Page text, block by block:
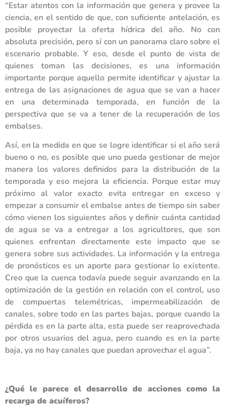
“Estar atentos con la información que genera y provee la
ciencia, en el sentido de que, con suficiente antelación, es
posible proyectar la oferta hídrica del año. No con
absoluta precisión, pero sí con un panorama claro sobre el
escenario probable. Y eso, desde el punto de vista de
quienes toman las decisiones, es una información
importante porque aquello permite identificar y ajustar la
entrega de las asignaciones de agua que se van a hacer
en una determinada temporada, en función de la
perspectiva que se va a tener de la recuperación de los
embalses.
Así, en la medida en que se logre identificar si el año será
bueno o no, es posible que uno pueda gestionar de mejor
manera los valores definidos para la distribución de la
temporada y eso mejora la eficiencia. Porque estar muy
próximo al valor exacto evita entregar en exceso y
empezar a consumir el embalse antes de tiempo sin saber
cómo vienen los siguientes años y definir cuánta cantidad
de agua se va a entregar a los agricultores, que son
quienes enfrentan directamente este impacto que se
genera sobre sus actividades. La información y la entrega
de pronósticos es un aporte para gestionar lo existente.
Creo que la cuenca todavía puede seguir avanzando en la
optimización de la gestión en relación con el control, uso
de compuertas telemétricas, impermeabilización de
canales, sobre todo en las partes bajas, porque cuando la
pérdida es en la parte alta, esta puede ser reaprovechada
por otros usuarios del agua, pero cuando es en la parte
baja, ya no hay canales que puedan aprovechar el agua”.
¿Qué le parece el desarrollo de acciones como la
recarga de acuíferos?